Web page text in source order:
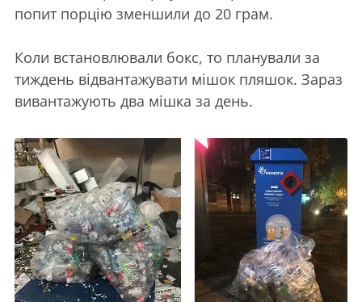
попит порцію зменшили до 20 грам.
Коли встановлювали бокс, то планували за
тиждень відвантажувати мішок пляшок. Зараз
вивантажують два мішка за день.